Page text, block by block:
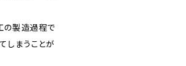
の製造過程で
しまうことが